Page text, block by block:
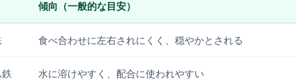
傾向（一般的な目安）
食べ合わせに左右されにくく、穏やかとされる
水に溶けやすく、配合に使われやすい